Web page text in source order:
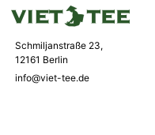
Schmiljanstraße 23,
12161 Berlin
info@viet-tee.de